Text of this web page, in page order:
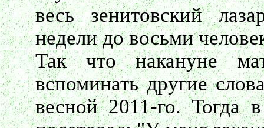
весь зенитовский
недели до восьми
Так что накануне
вспоминать другие
весной 2011-го. Тогда